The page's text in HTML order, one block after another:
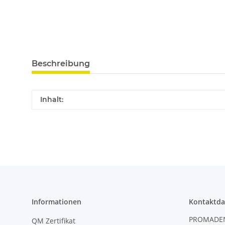
Beschreibung
Inhalt:
Informationen
QM Zertifikat